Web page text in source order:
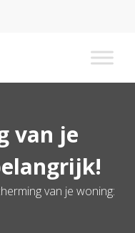
van je
van je woning: